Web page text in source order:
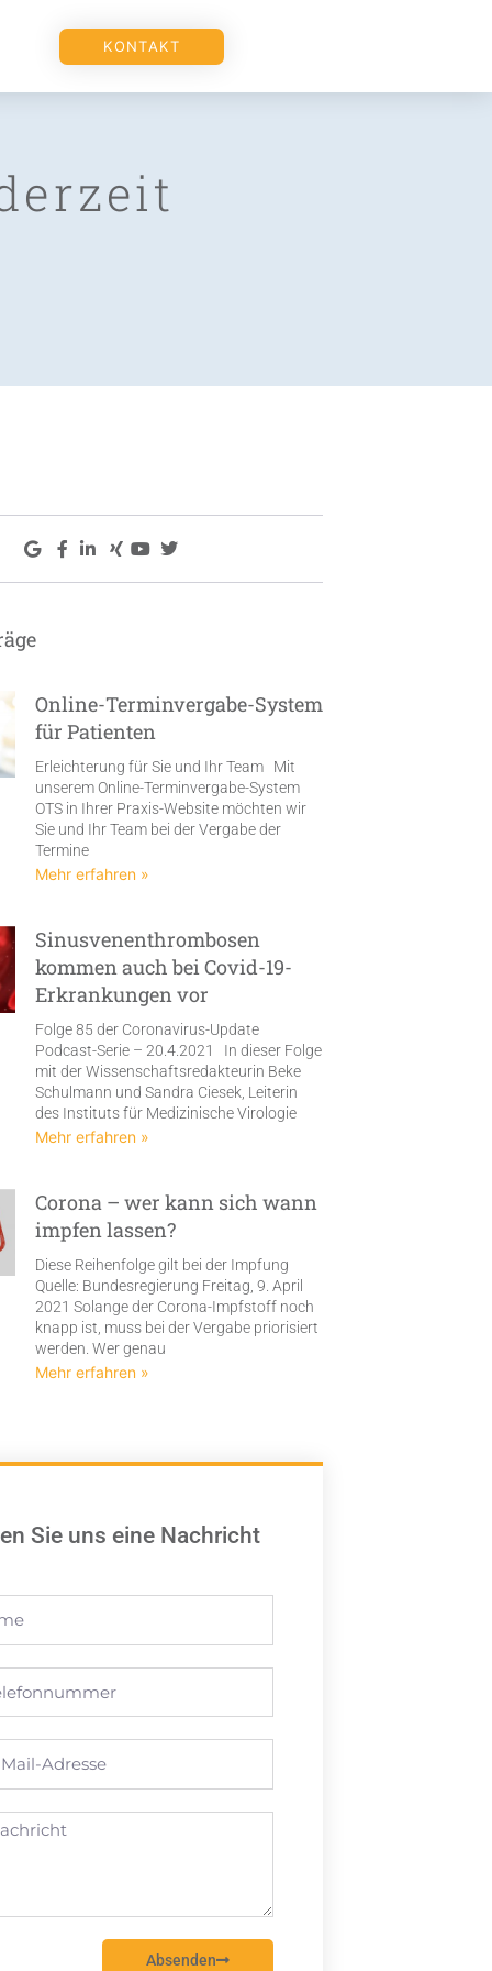
KONTAKT
Online-Terminvergabe-System
für Patienten
Erleichterung für Sie und Ihr Team Mit
unserem Online-Terminvergabe-System
OTS in Ihrer Praxis-Website möchten wir
Sie und Ihr Team bei der Vergabe der
Termine
Mehr erfahren »
Sinusvenenthrombosen
kommen auch bei Covid-19-
Erkrankungen vor
Folge 85 der Coronavirus-Update
Podcast-Serie – 20.4.2021 In dieser Folge
mit der Wissenschaftsredakteurin Beke
Schulmann und Sandra Ciesek, Leiterin
des Instituts für Medizinische Virologie
Mehr erfahren »
Corona – wer kann sich wann
impfen lassen?
Diese Reihenfolge gilt bei der Impfung
Quelle: Bundesregierung Freitag, 9. April
2021 Solange der Corona-Impfstoff noch
knapp ist, muss bei der Vergabe priorisiert
werden. Wer genau
Mehr erfahren »
Sie uns eine Nachricht
Absenden